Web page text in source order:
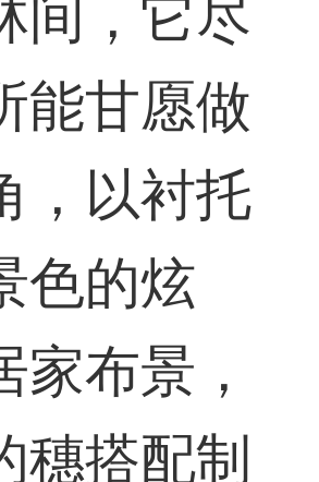
间，它尽
能甘愿做
，以衬托
色的炫
家布景，
穗搭配制